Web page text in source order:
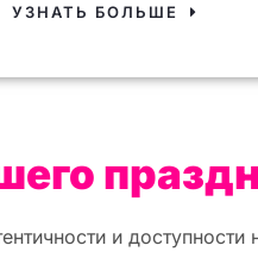
УЗНАТЬ БОЛЬШЕ
и